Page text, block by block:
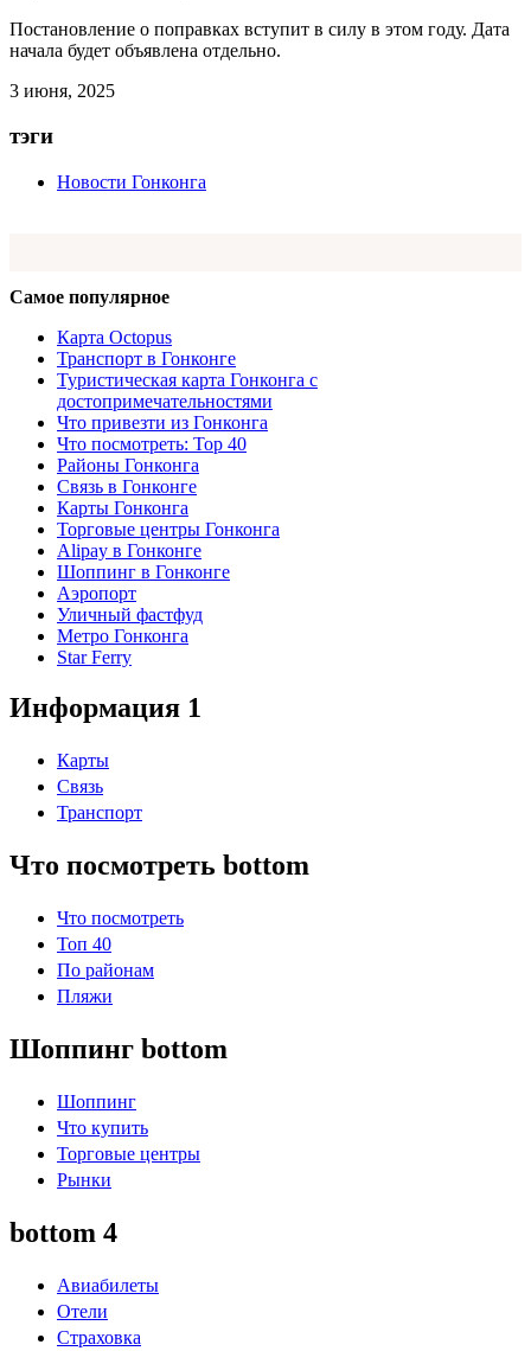
Постановление о поправках вступит в силу в этом году. Дата
начала будет объявлена отдельно.
3 июня, 2025
тэги
Новости Гонконга
Самое популярное
Карта Octopus
Транспорт в Гонконге
Туристическая карта Гонконга с
достопримечательностями
Что привезти из Гонконга
Что посмотреть: Top 40
Районы Гонконга
Связь в Гонконге
Карты Гонконга
Торговые центры Гонконга
Alipay в Гонконге
Шоппинг в Гонконге
Аэропорт
Уличный фастфуд
Метро Гонконга
Star Ferry
Информация 1
Карты
Связь
Транспорт
Что посмотреть bottom
Что посмотреть
Топ 40
По районам
Пляжи
Шоппинг bottom
Шоппинг
Что купить
Торговые центры
Рынки
bottom 4
Авиабилеты
Отели
Страховка